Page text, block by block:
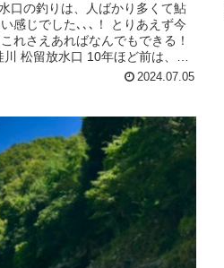
口の釣りは、人ばかり多くて鮎
感じでした､､､！ とりあえず今
れさえあればなんでもできる！
松留放水口 10年ほど前は、こ
2024.07.05